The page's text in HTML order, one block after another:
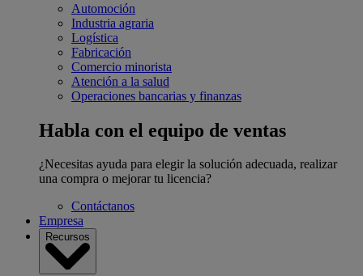
Automoción
Industria agraria
Logística
Fabricación
Comercio minorista
Atención a la salud
Operaciones bancarias y finanzas
Habla con el equipo de ventas
¿Necesitas ayuda para elegir la solución adecuada, realizar
una compra o mejorar tu licencia?
Contáctanos
Empresa
Recursos